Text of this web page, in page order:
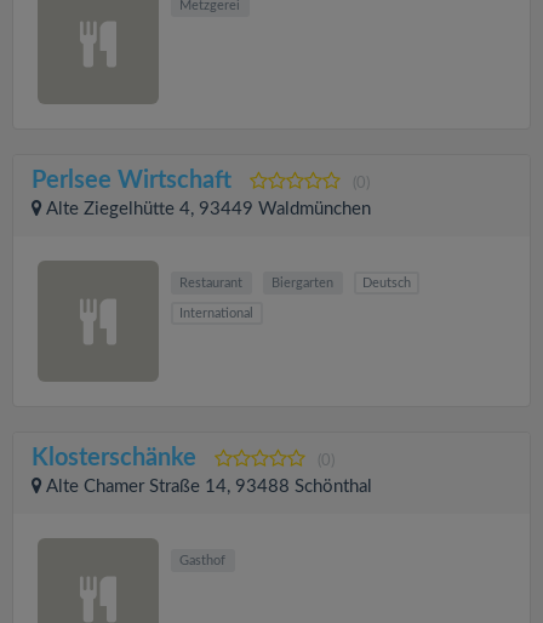
Metzgerei
Perlsee Wirtschaft (0)
Alte Ziegelhütte 4, 93449 Waldmünchen
Restaurant Biergarten Deutsch
International
Klosterschänke (0)
Alte Chamer Straße 14, 93488 Schönthal
Gasthof